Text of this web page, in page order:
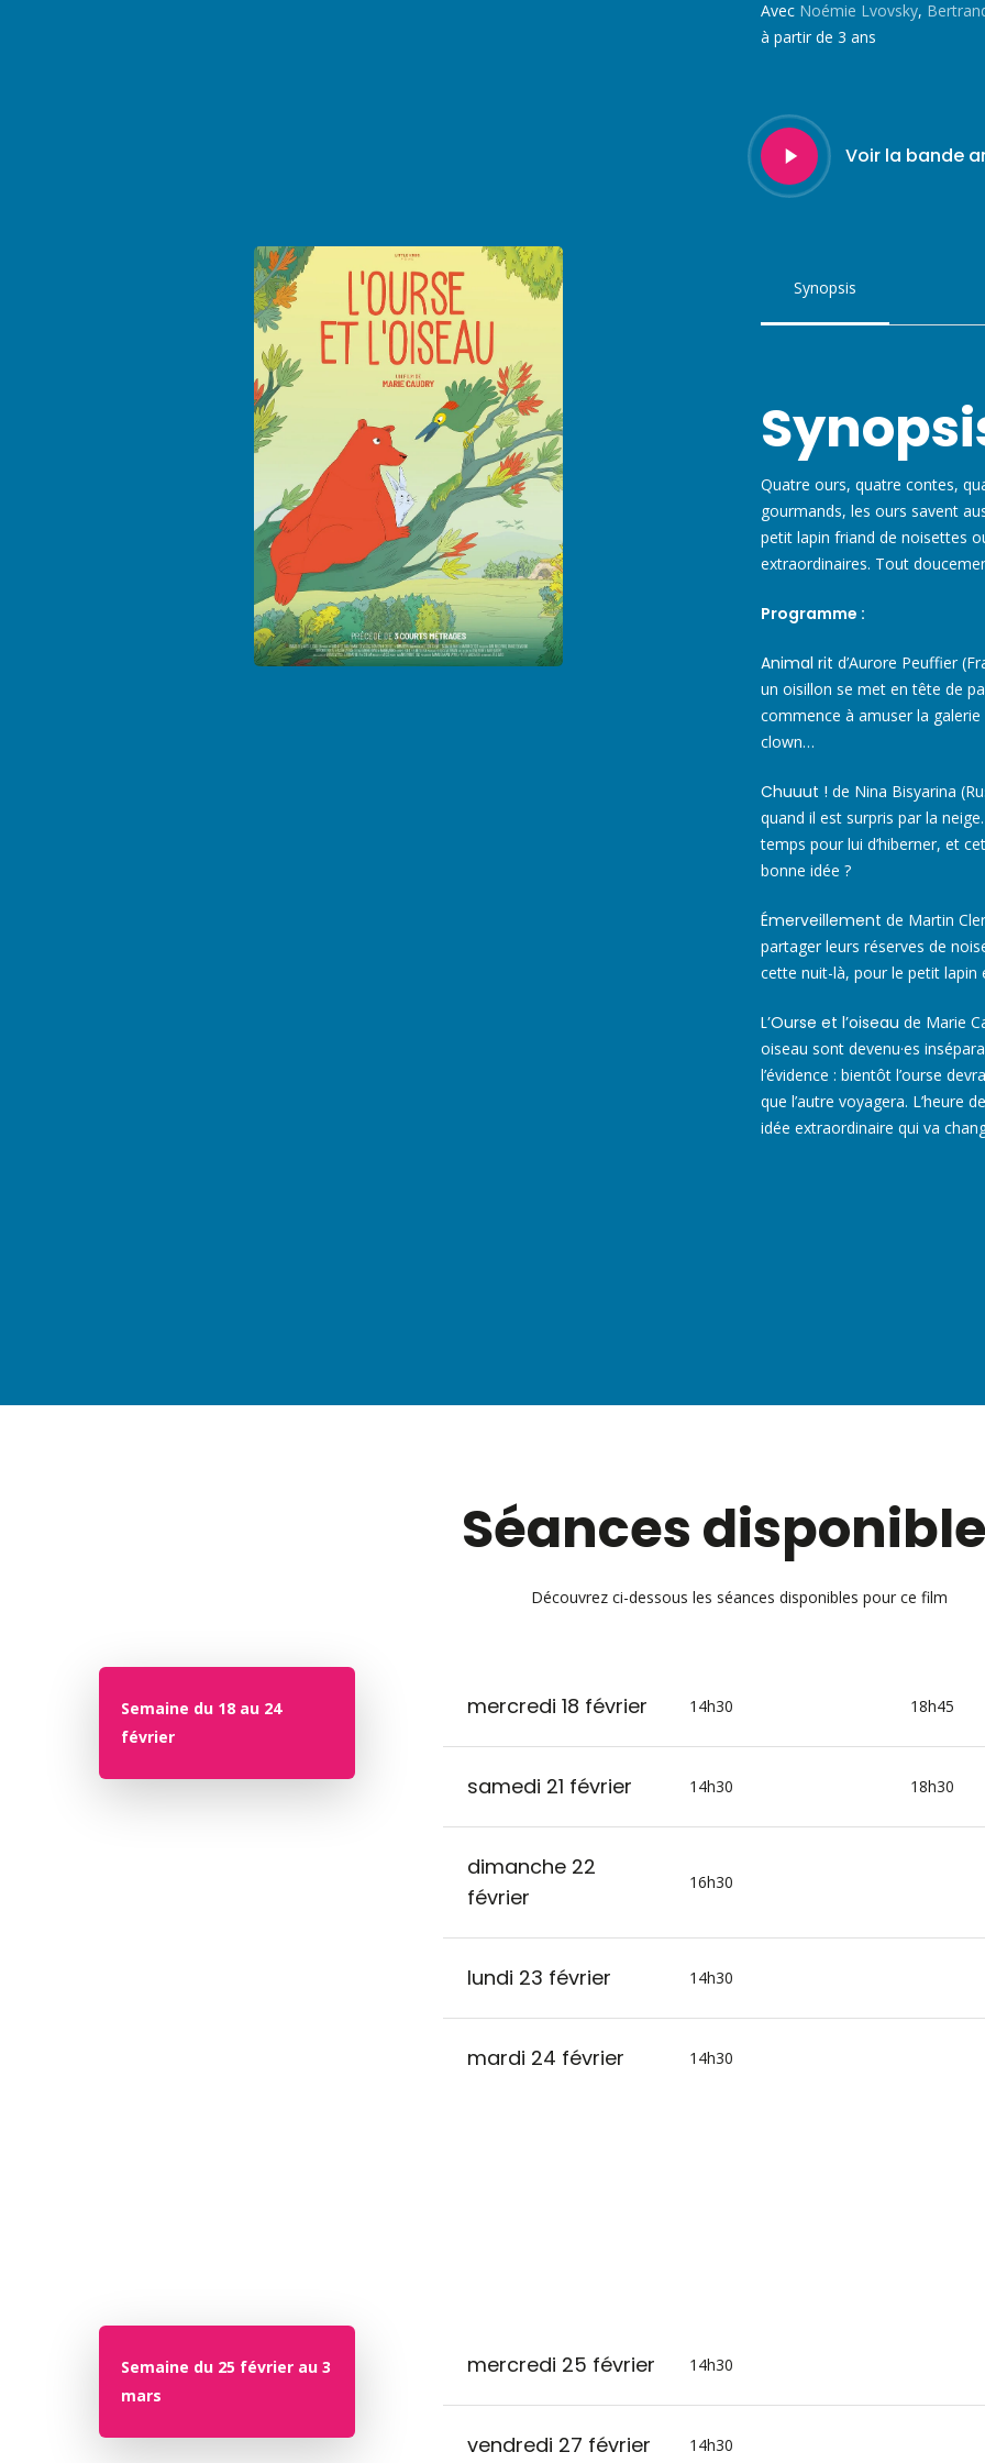
Avec Noémie Lvovsky,
à partir de 3 ans
Play
Video
Voir la bande
Synopsis
Quatre ours, quatre contes,
gourmands, les ours savent
petit lapin friand de noisettes
extraordinaires. Tout
Programme :
Animal rit d’Aurore Peuffier
un oisillon se met en tête de
commence à amuser la
clown…
Chuuut ! de Nina Bisyarina
quand il est surpris par la
temps pour lui d’hiberner, et
bonne idée ?
Émerveillement de Martin
partager leurs réserves de
cette nuit-là, pour le petit
L’Ourse et l’oiseau de Marie
oiseau sont devenu·es
l’évidence : bientôt l’ourse
que l’autre voyagera. L’heure
idée extraordinaire qui va
Séances
Découvrez ci-dessous les séances disponibles pour ce film
Semaine du 18 au 24
février
mercredi 18 février 14h30 18h45
samedi 21 février 14h30 18h30
dimanche 22
février
16h30
lundi 23 février 14h30
mardi 24 février 14h30
Semaine du 25 février au 3
mars
mercredi 25 février 14h30
vendredi 27 février 14h30